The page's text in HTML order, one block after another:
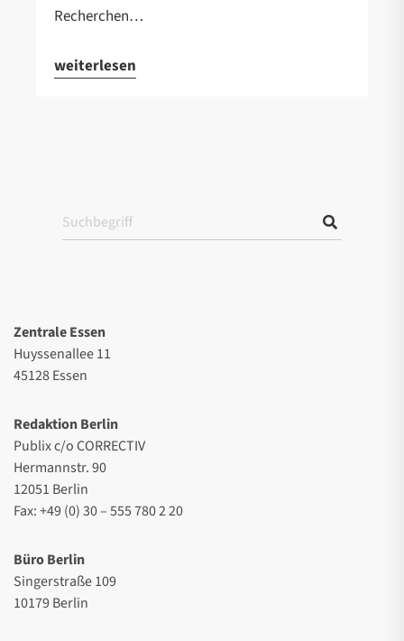
Recherchen…
weiterlesen
Zentrale Essen
Huyssenallee 11
45128 Essen
Redaktion Berlin
Publix c/o CORRECTIV
Hermannstr. 90
12051 Berlin
Fax: +49 (0) 30 – 555 780 2 20
Büro Berlin
Singerstraße 109
10179 Berlin